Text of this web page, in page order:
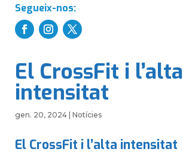
Segueix-nos:
El CrossFit i l’alta
intensitat
gen. 20, 2024| Notícies
El CrossFit i l’alta intensitat